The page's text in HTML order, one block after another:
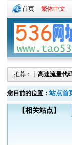
首页 繁体中文
推荐：┊ 高速流量代
您目前的位置： 站点首
【相关站点】